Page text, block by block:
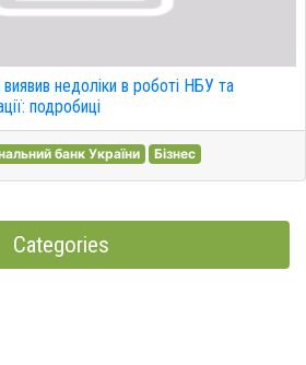
недоліки в роботі НБУ та
подробиці
банк України Бізнес
Categories